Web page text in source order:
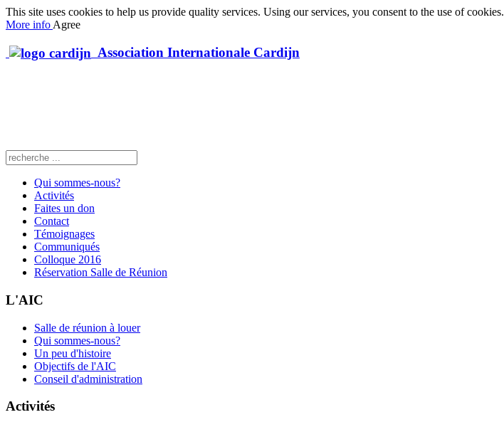
This site uses cookies to help us provide quality services. Using our services, you consent to the use of cookies.
More info Agree
Association Internationale Cardijn
Qui sommes-nous?
Activités
Faites un don
Contact
Témoignages
Communiqués
Colloque 2016
Réservation Salle de Réunion
L'AIC
Salle de réunion à louer
Qui sommes-nous?
Un peu d'histoire
Objectifs de l'AIC
Conseil d'administration
Activités